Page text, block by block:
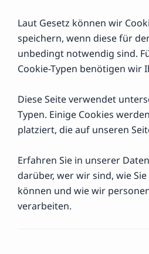
Laut Gesetz können wir
speichern, wenn diese für
unbedingt notwendig sind.
Cookie-Typen benötigen wir
Diese Seite verwendet
Typen. Einige Cookies
platziert, die auf unseren
Erfahren Sie in unserer
darüber, wer wir sind, wie
können und wie wir
verarbeiten.